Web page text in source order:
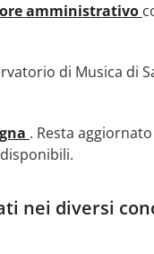
amministrativo
di Musica di
. Resta
nei diversi